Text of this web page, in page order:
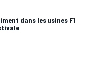
dans les usines F1